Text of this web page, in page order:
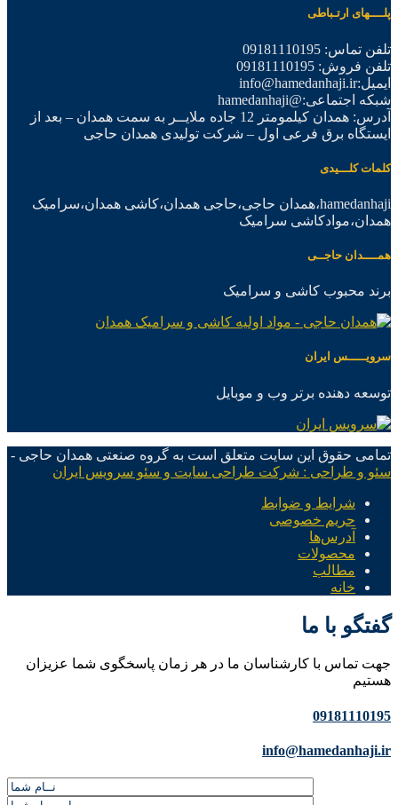
پلــــهای ارتـباطی
تلفن تماس: 09181110195
تلفن فروش: 09181110195
ایمیل:info@hamedanhaji.ir
شبکه اجتماعی:@hamedanhaji
آدرس: همدان کیلمومتر 12 جاده ملایــر به سمت همدان – بعد از
ایستگاه برق فرعی اول – شرکت تولیدی همدان حاجی
کلمات کلـــیدی
hamedanhaji،همدان حاجی،حاجی همدان،کاشی همدان،سرامیک
همدان،موادکاشی سرامیک
همــــدان حاجــی
برند محبوب کاشی و سرامیک
سرویـــــس ایران
توسعه دهنده برتر وب و موبایل
تمامی حقوق این سایت متعلق است به گروه صنعتی همدان حاجی -
سئو و طراحی : شرکت طراحی سایت و سئو سرویس ایران
شرایط و ضوابط
حریم خصوصی
آدرس‌ها
محصولات
مطالب
خانه
گفتگو با ما
جهت تماس با کارشناسان ما در هر زمان پاسخگوی شما عزیزان
هستیم
09181110195
info@hamedanhaji.ir